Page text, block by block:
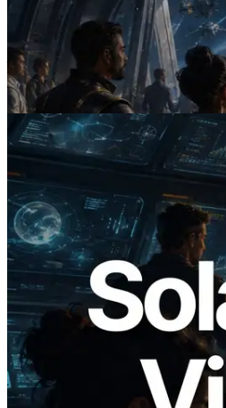
ERPC 发布支持 x402
— AI Agent 按需为
阅读此文章
2026.05.24
Validators Solutions 发
Analyzer — 以 slot 为